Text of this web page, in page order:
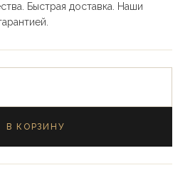
Быстрая доставка. Наши
В КОРЗИНУ